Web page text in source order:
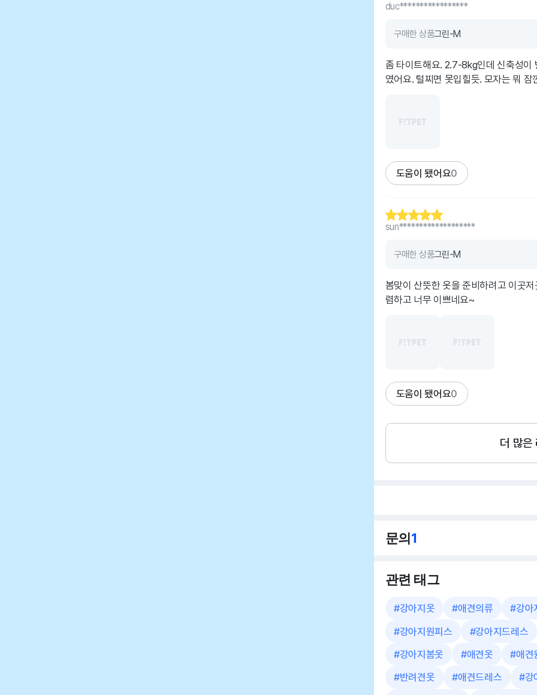
duc*****************
구매한 상품그린-M
좀 타이트해요. 2.7-8kg인데 신축성이
였어요. 털찌면 못입힐듯. 모자는 뭐
도움이 됐어요0
sun*******************
구매한 상품그린-M
봄맞이 산뜻한 옷을 준비하려고 이곳
렴하고 너무 이쁘네요~
도움이 됐어요0
더 많은
문의 1
관련 태그
#강아지옷 #애견의류 #강아
#강아지원피스 #강아지드레스
#강아지봄옷 #애견옷 #애견
#반려견옷 #애견드레스 #강